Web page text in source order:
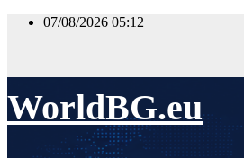
Skip
07/08/2026 05:12
WorldBG.eu